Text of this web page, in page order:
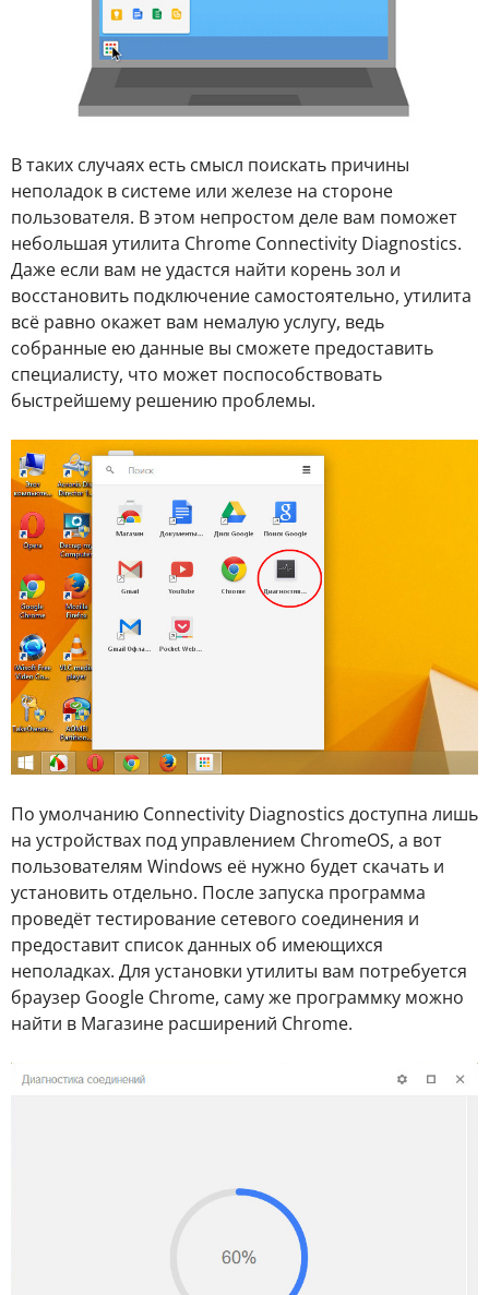
В таких случаях есть смысл поискать причины
неполадок в системе или железе на стороне
пользователя. В этом непростом деле вам поможет
небольшая утилита Chrome Connectivity Diagnostics.
Даже если вам не удастся найти корень зол и
восстановить подключение самостоятельно, утилита
всё равно окажет вам немалую услугу, ведь
собранные ею данные вы сможете предоставить
специалисту, что может поспособствовать
быстрейшему решению проблемы.
По умолчанию Connectivity Diagnostics доступна лишь
на устройствах под управлением ChromeOS, а вот
пользователям Windows её нужно будет скачать и
установить отдельно. После запуска программа
проведёт тестирование сетевого соединения и
предоставит список данных об имеющихся
неполадках. Для установки утилиты вам потребуется
браузер Google Chrome, саму же программку можно
найти в Магазине расширений Chrome.